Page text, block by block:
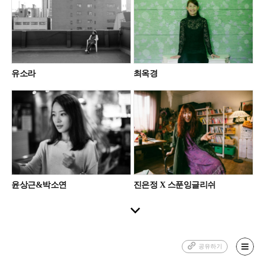
유소라 최옥경
윤상근&박소연 진은정 X 스푼잉글리쉬
공유하기